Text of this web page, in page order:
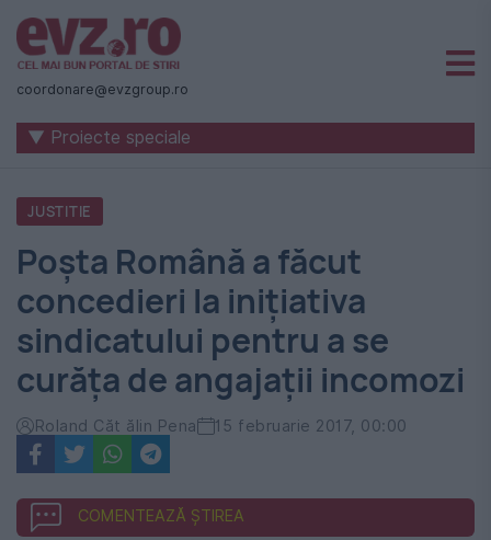
Știri
naționale
internaționale
România
-
Evenimentul
Zilei
coordonare@evzgroup.ro
▼ Proiecte speciale
JUSTITIE
Poşta Română a făcut
concedieri la iniţiativa
sindicatului pentru a se
curăţa de angajaţii incomozi
Roland Căt ălin Pena 15 februarie 2017, 00:00
COMENTEAZĂ ȘTIREA